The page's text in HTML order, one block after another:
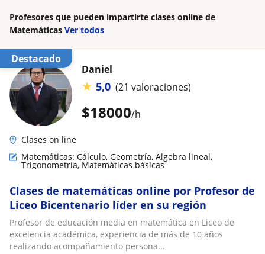
Profesores que pueden impartirte clases online de
Matemáticas Ver todos
Destacado
$18000/h
Daniel
★ 5,0 (21 valoraciones)
Clases on line
Matemáticas: Cálculo, Geometría, Álgebra lineal,
Trigonometría, Matemáticas básicas
Clases de matemáticas online por Profesor de
Liceo Bicentenario líder en su región
Profesor de educación media en matemática en Liceo de
excelencia académica, experiencia de más de 10 años
realizando acompañamiento persona...